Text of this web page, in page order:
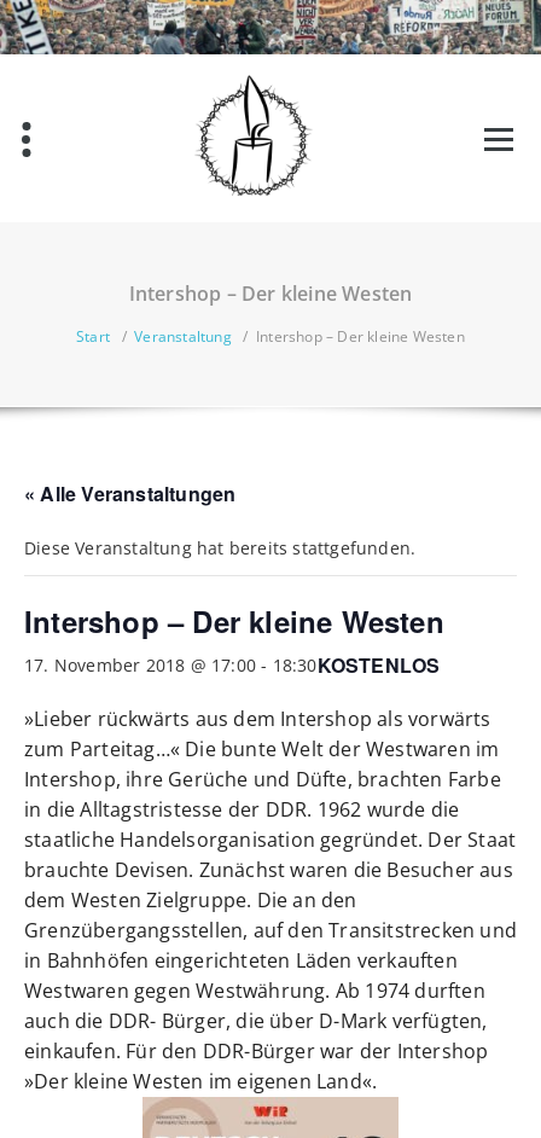
Zum
Inhalt
springen
Intershop – Der kleine Westen
Start /Veranstaltung/ Intershop – Der kleine Westen
« Alle Veranstaltungen
Diese Veranstaltung hat bereits stattgefunden.
Intershop – Der kleine Westen
17. November 2018 @ 17:00 - 18:30KOSTENLOS
»Lieber rückwärts aus dem Intershop als vorwärts
zum Parteitag…« Die bunte Welt der Westwaren im
Intershop, ihre Gerüche und Düfte, brachten Farbe
in die Alltagstristesse der DDR. 1962 wurde die
staatliche Handelsorganisation gegründet. Der Staat
brauchte Devisen. Zunächst waren die Besucher aus
dem Westen Zielgruppe. Die an den
Grenzübergangsstellen, auf den Transitstrecken und
in Bahnhöfen eingerichteten Läden verkauften
Westwaren gegen Westwährung. Ab 1974 durften
auch die DDR- Bürger, die über D-Mark verfügten,
einkaufen. Für den DDR-Bürger war der Intershop
»Der kleine Westen im eigenen Land«.